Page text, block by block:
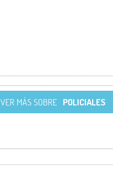
VER MÁS SOBRE POLICIALES